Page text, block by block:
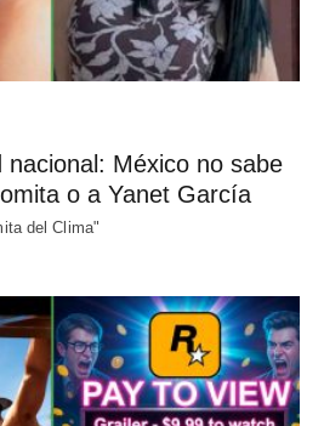
nacional: México no sabe
o a Yanet García
del Clima"